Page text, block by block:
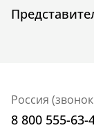
Россия
8 800 555-63-